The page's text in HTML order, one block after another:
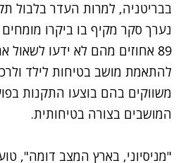
בבריטניה, למרות העדר בלבול
89 אחוזים מהם לא ידעו
המושבים בצורה בטיחותית.
"מניסיוני, בארץ המצב דומה",